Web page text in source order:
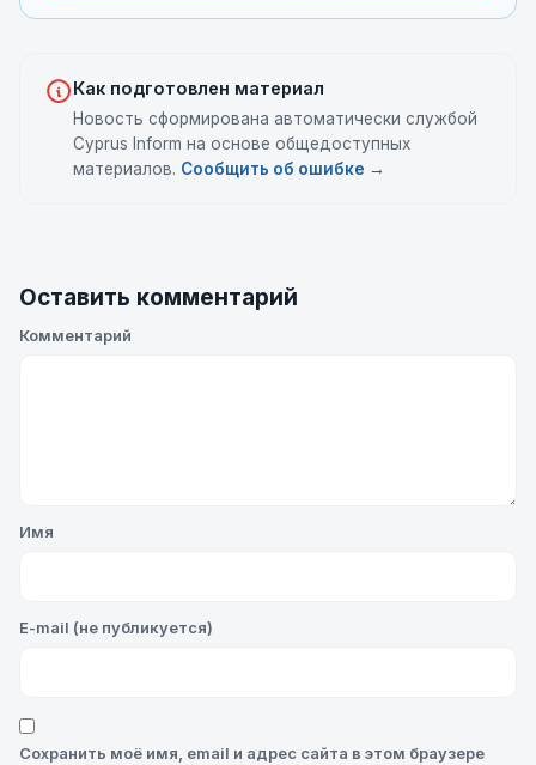
Как подготовлен материал
Новость сформирована автоматически службой
Cyprus Inform на основе общедоступных
материалов. Сообщить об ошибке →
Оставить комментарий
Комментарий
Имя
E-mail (не публикуется)
Сохранить моё имя, email и адрес сайта в этом браузере